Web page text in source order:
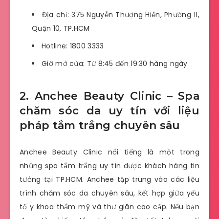
Địa chỉ: 375 Nguyễn Thượng Hiền, Phường 11,
Quận 10, TP.HCM
Hotline: 1800 3333
Giờ mở cửa: Từ 8:45 đến 19:30 hàng ngày
2. Anchee Beauty Clinic – Spa
chăm sóc da uy tín với liệu
pháp tắm trắng chuyên sâu
Anchee Beauty Clinic nổi tiếng là một trong
những spa tắm trắng uy tín được khách hàng tin
tưởng tại TP.HCM. Anchee tập trung vào các liệu
trình chăm sóc da chuyên sâu, kết hợp giữa yếu
tố y khoa thẩm mỹ và thư giãn cao cấp. Nếu bạn